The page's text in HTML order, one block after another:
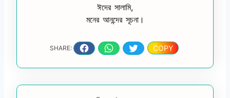
ঈদের সালামি,
মনের আনন্দের সূচনা।
SHARE: COPY